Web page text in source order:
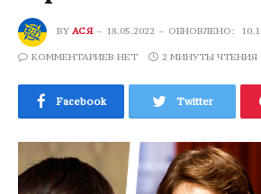
BY АСЯ 18.05.2022 ОБНОВЛЕНО:
КОММЕНТАРИЕВ НЕТ 2 МИНУТЫ ЧТЕНИЯ
Facebook Twitter